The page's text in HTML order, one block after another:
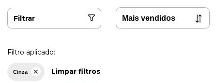
Filtrar
Filtro aplicado:
Cinza Limpar filtros